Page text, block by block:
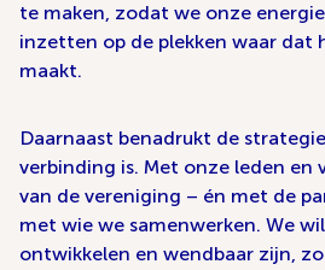
te maken, zodat we onze
inzetten op de plekken waar dat
maakt.
Daarnaast benadrukt de
verbinding is. Met onze leden en
van de vereniging – én met de
met wie we samenwerken. We
ontwikkelen en wendbaar zijn,